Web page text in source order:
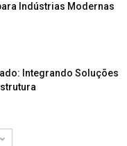
Indústrias Modernas
Integrando Soluções